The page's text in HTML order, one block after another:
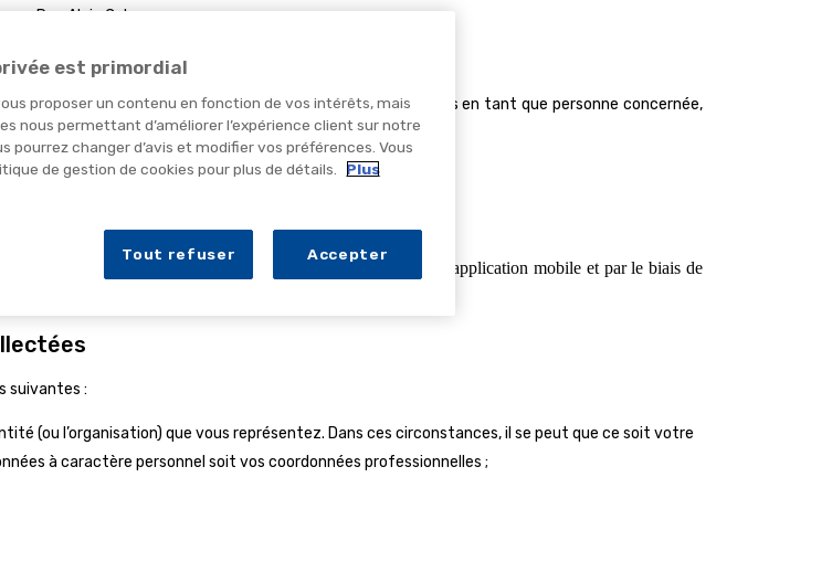
Rue Alain Colas
29200 - Brest
caractère personnel ou si vous souhaitez exercer vos droits en tant que personne concernée,
l’adresse ci-dessus.
qui pourraient être collectées par téléphone, chat, application mobile et par le biais de
suivantes :
(ou l’organisation) que vous représentez. Dans ces circonstances, il se peut que ce soit votre
à caractère personnel soit vos coordonnées professionnelles ;
est primordial
proposer un contenu en fonction de vos intérêts, mais
nous permettant d’améliorer l’expérience client sur notre
changer d’avis et modifier vos préférences. Vous
de gestion de cookies pour plus de détails.
Plus
Tout refuser Accepter